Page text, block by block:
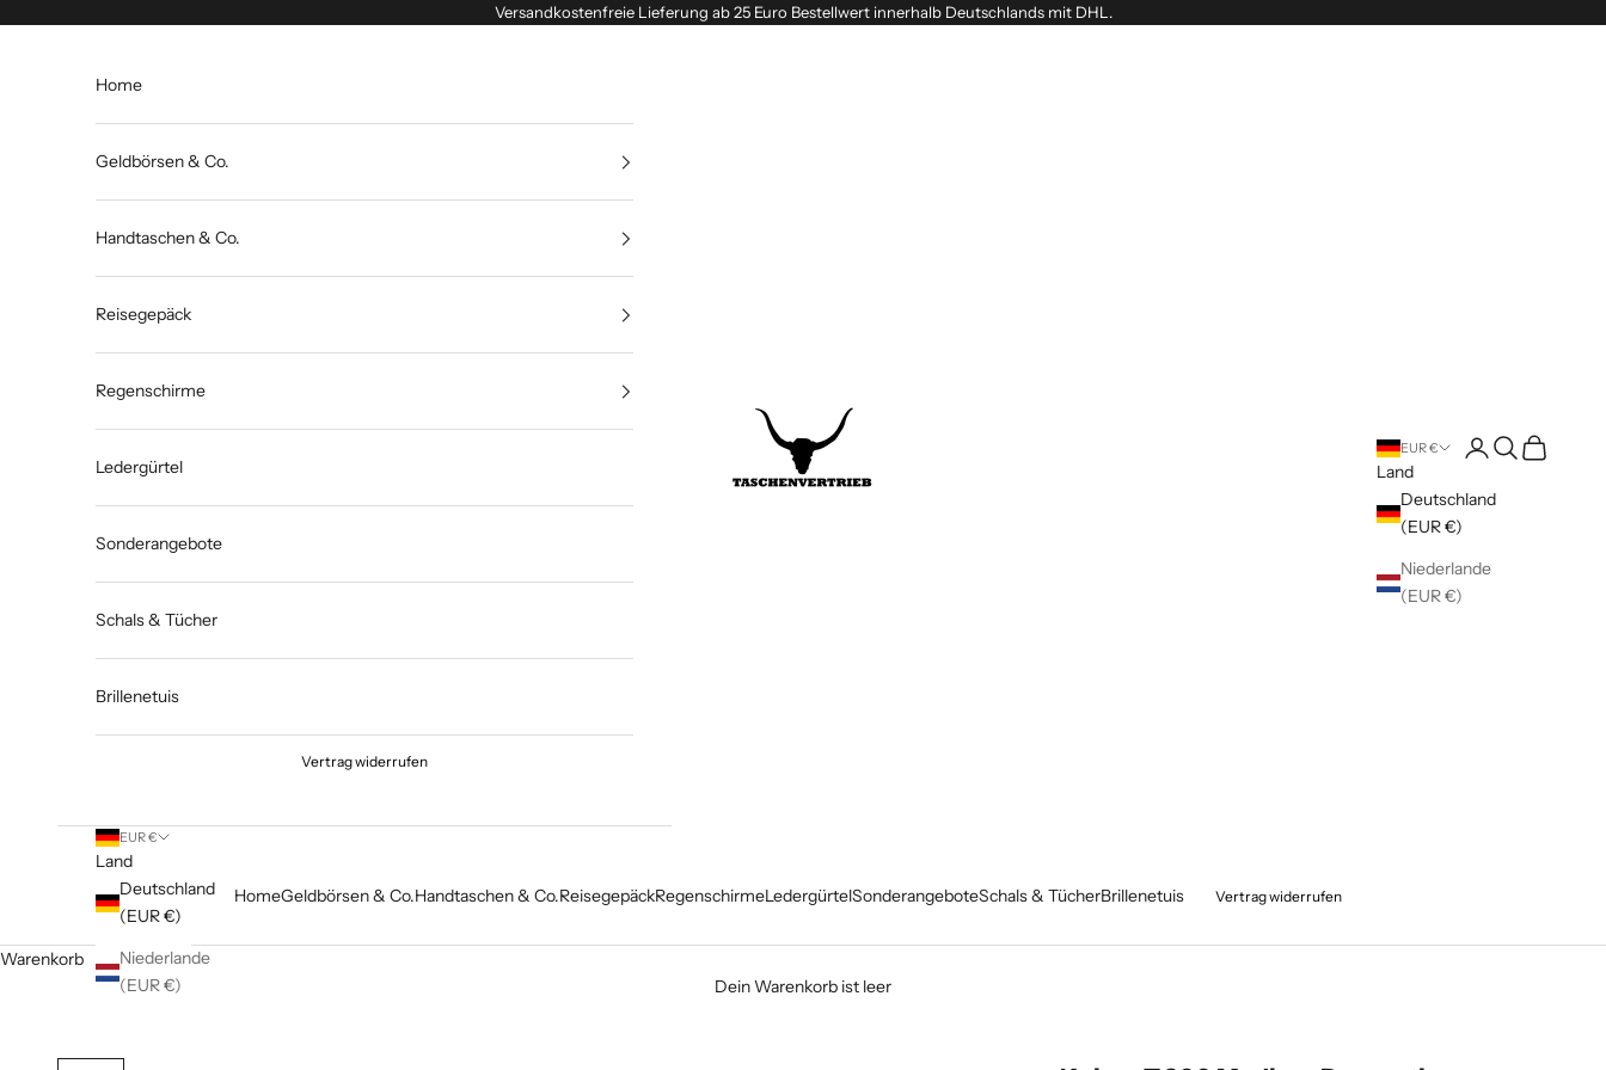
Versandkostenfreie Lieferung ab 25 Euro Bestellwert innerhalb Deutschlands mit DHL.
Taschenvertrieb
HomeGeldbörsen & Co.Handtaschen & Co.ReisegepäckRegenschirmeLedergürtelSonderangeboteSchals & TücherBrillenetuis Vertrag widerrufen
EUR €
Land
Deutschland
(EUR €)
Niederlande
(EUR €)
Anmelden
SuchenWarenkorb
Home
Geldbörsen & Co.
Handtaschen & Co.
Reisegepäck
Regenschirme
Ledergürtel
Sonderangebote
Schals & Tücher
Brillenetuis
Vertrag widerrufen
EUR €
Land
Deutschland
(EUR €)
Niederlande
(EUR €)
Warenkorb
Dein Warenkorb ist leer